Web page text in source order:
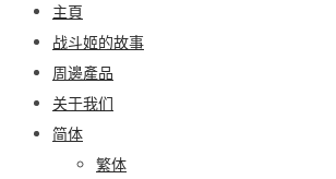
主頁
战斗姬的故事
周邊產品
关于我们
简体
繁体